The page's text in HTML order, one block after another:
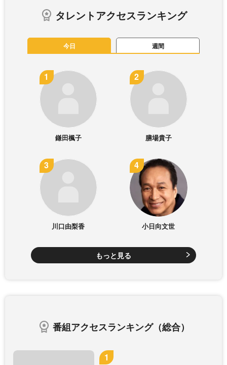
タレントアクセスランキング
今日 週間
鎌田楓子 膳場貴子
川口由梨香 小日向文世
もっと見る
番組アクセスランキング（総合）